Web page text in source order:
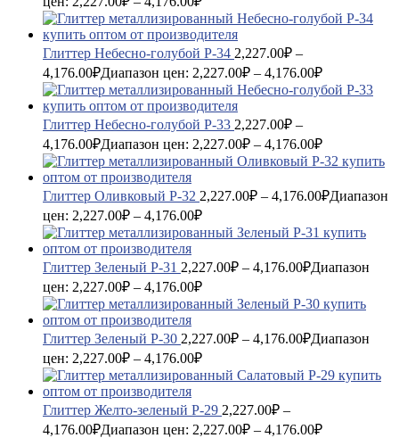
Глиттер Небесно-голубой P-34 2,227.00₽ –
4,176.00₽Диапазон цен: 2,227.00₽ – 4,176.00₽
Глиттер Небесно-голубой P-33 2,227.00₽ –
4,176.00₽Диапазон цен: 2,227.00₽ – 4,176.00₽
Глиттер Оливковый P-32 2,227.00₽ – 4,176.00₽Диапазон
цен: 2,227.00₽ – 4,176.00₽
Глиттер Зеленый P-31 2,227.00₽ – 4,176.00₽Диапазон
цен: 2,227.00₽ – 4,176.00₽
Глиттер Зеленый P-30 2,227.00₽ – 4,176.00₽Диапазон
цен: 2,227.00₽ – 4,176.00₽
Глиттер Желто-зеленый P-29 2,227.00₽ –
4,176.00₽Диапазон цен: 2,227.00₽ – 4,176.00₽